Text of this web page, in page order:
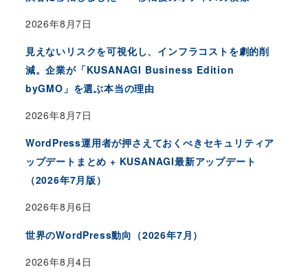
2026年8月7日
見えないリスクを可視化し、インフラコストを劇的削
減。企業が「KUSANAGI Business Edition
byGMO」を選ぶ本当の理由
2026年8月7日
WordPress運用者が押さえておくべきセキュリティア
ップデートまとめ + KUSANAGI最新アップデート
（2026年7月版）
2026年8月6日
世界のWordPress動向（2026年7月）
2026年8月4日